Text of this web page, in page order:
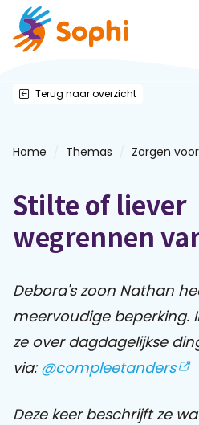
Thema's
Leren & ontmoeten
Webinars
E-learnings
Themabijeenkomsten
Terug naar overzicht
Home Themas Zorgen
Stilte of liever
wegrennen
Debora's zoon Nathan
meervoudige beperking.
ze over dagdagelijkse
via: @compleetanders
Deze keer beschrijft ze